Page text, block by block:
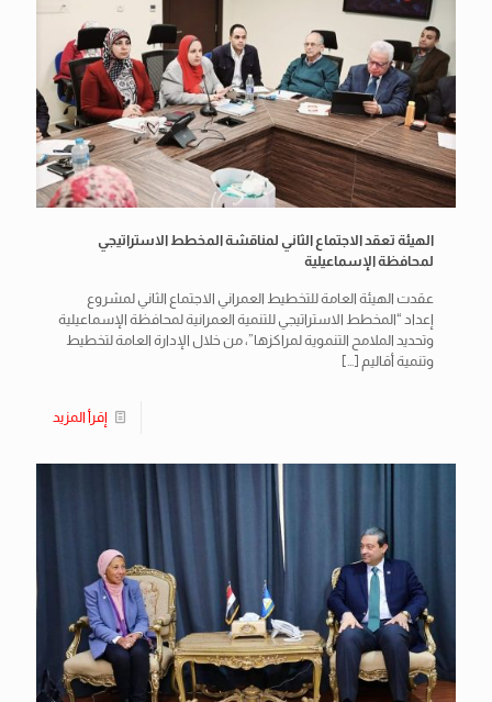
الهيئة تعقد الاجتماع الثاني لمناقشة المخطط الاستراتيجي
لمحافظة الإسماعيلية
عقدت الهيئة العامة للتخطيط العمراني الاجتماع الثاني لمشروع
إعداد “المخطط الاستراتيجي للتنمية العمرانية لمحافظة الإسماعيلية
وتحديد الملامح التنموية لمراكزها”، من خلال الإدارة العامة لتخطيط
وتنمية أقاليم […]
إقرأ المزيد